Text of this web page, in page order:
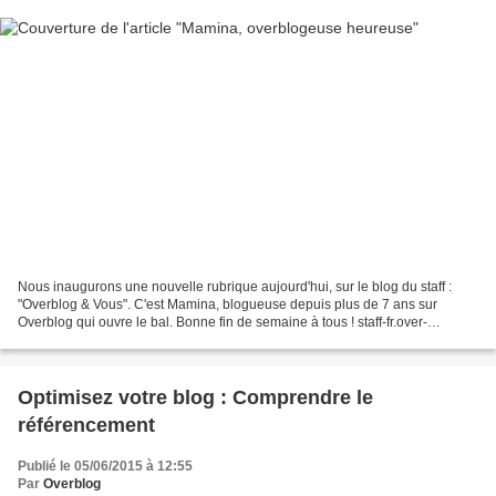
Nous inaugurons une nouvelle rubrique aujourd'hui, sur le blog du staff :
"Overblog & Vous". C'est Mamina, blogueuse depuis plus de 7 ans sur
Overblog qui ouvre le bal. Bonne fin de semaine à tous ! staff-fr.over-
Optimisez votre blog : Comprendre le
référencement
Publié le 05/06/2015 à 12:55
Par Overblog